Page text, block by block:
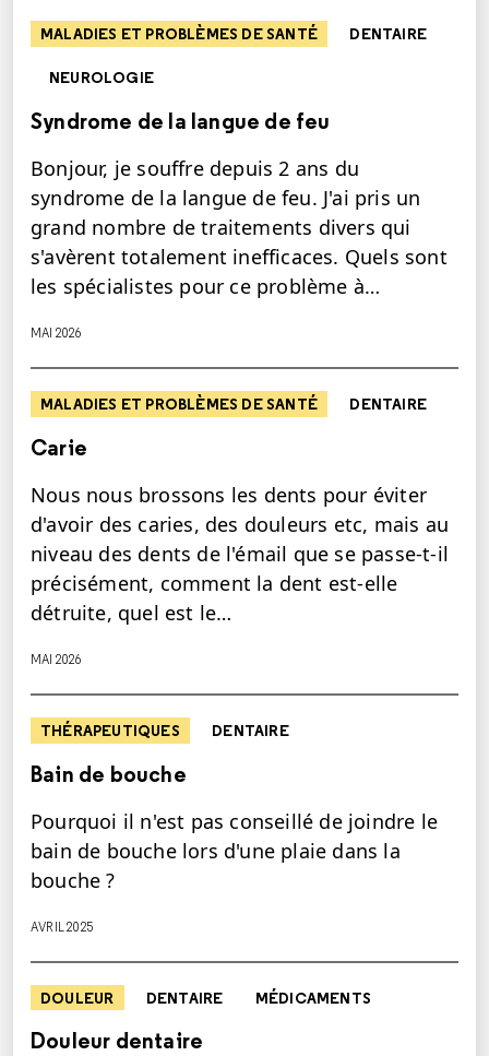
MALADIES ET PROBLÈMES DE SANTÉ DENTAIRE
NEUROLOGIE
Syndrome de la langue de feu
Bonjour, je souffre depuis 2 ans du
syndrome de la langue de feu. J'ai pris un
grand nombre de traitements divers qui
s'avèrent totalement inefficaces. Quels sont
les spécialistes pour ce problème à…
MAI 2026
MALADIES ET PROBLÈMES DE SANTÉ DENTAIRE
Carie
Nous nous brossons les dents pour éviter
d'avoir des caries, des douleurs etc, mais au
niveau des dents de l'émail que se passe-t-il
précisément, comment la dent est-elle
détruite, quel est le…
MAI 2026
THÉRAPEUTIQUES DENTAIRE
Bain de bouche
Pourquoi il n'est pas conseillé de joindre le
bain de bouche lors d'une plaie dans la
bouche ?
AVRIL 2025
DOULEUR DENTAIRE MÉDICAMENTS
Douleur dentaire